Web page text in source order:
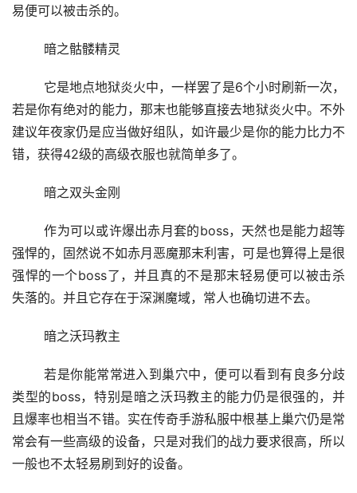
易便可以被击杀的。
	暗之骷髅精灵
若是你有绝对的能力，那末也能够直接去地狱炎火中。不外
建议年夜家仍是应当做好组队，如许最少是你的能力比力不
错，获得42级的高级衣服也就简单多了。
	暗之双头金刚
	作为可以或许爆出赤月套的boss，天然也是能力超等
强悍的，固然说不如赤月恶魔那末利害，可是也算得上是很
强悍的一个boss了，并且真的不是那末轻易便可以被击杀
失落的。并且它存在于深渊魔域，常人也确切进不去。
	暗之沃玛教主
	若是你能常常进入到巢穴中，便可以看到有良多分歧
类型的boss，特别是暗之沃玛教主的能力仍是很强的，并
且爆率也相当不错。实在传奇手游私服中根基上巢穴仍是常
常会有一些高级的设备，只是对我们的战力要求很高，所以
一般也不太轻易刷到好的设备。